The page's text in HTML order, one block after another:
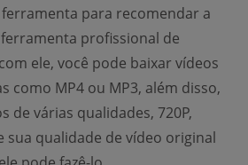
para recomendar a
profissional de
ele, você pode baixar vídeos
como MP4 ou MP3, além disso,
de várias qualidades, 720P,
sua qualidade de vídeo original